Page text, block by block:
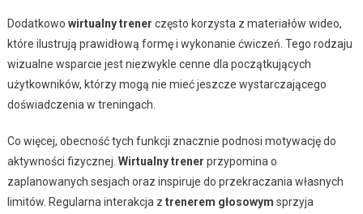
Dodatkowo wirtualny trener często korzysta z materiałów wideo,
które ilustrują prawidłową formę i wykonanie ćwiczeń. Tego rodzaju
wizualne wsparcie jest niezwykle cenne dla początkujących
użytkowników, którzy mogą nie mieć jeszcze wystarczającego
doświadczenia w treningach.
Co więcej, obecność tych funkcji znacznie podnosi motywację do
aktywności fizycznej. Wirtualny trener przypomina o
zaplanowanych sesjach oraz inspiruje do przekraczania własnych
limitów. Regularna interakcja z trenerem głosowym sprzyja